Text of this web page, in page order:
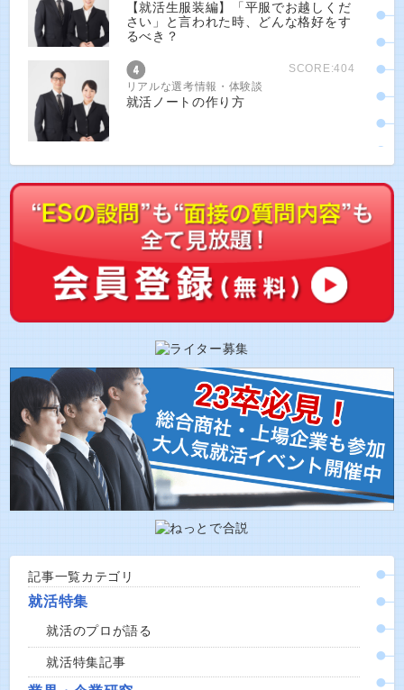
【就活生服装編】「平服でお越しくだ
さい」と言われた時、どんな格好をす
るべき？
SCORE:404
リアルな選考情報・体験談
就活ノートの作り方
記事一覧カテゴリ
就活特集
就活のプロが語る
就活特集記事